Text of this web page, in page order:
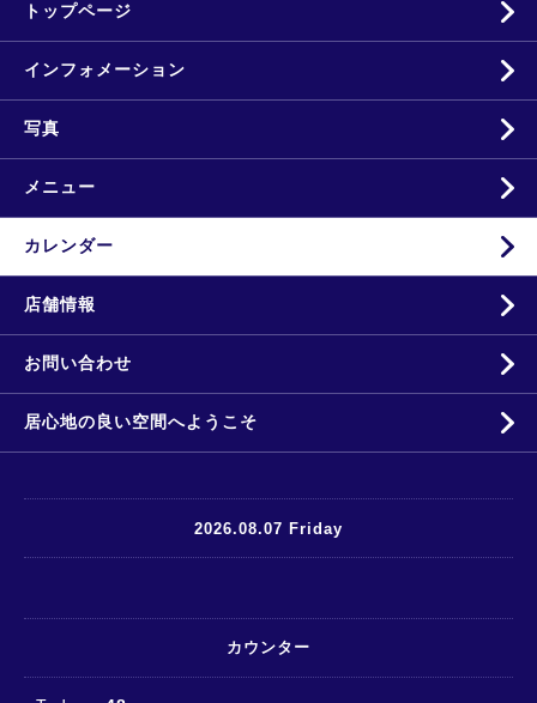
トップページ
インフォメーション
写真
メニュー
カレンダー
店舗情報
お問い合わせ
居心地の良い空間へようこそ
2026.08.07 Friday
カウンター